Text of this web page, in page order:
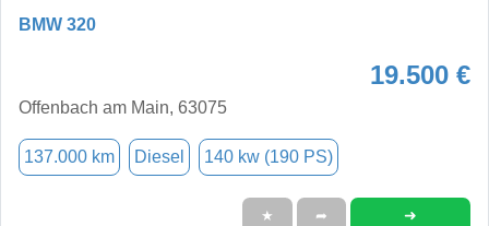
BMW 320
19.500 €
Offenbach am Main, 63075
137.000 km Diesel 140 kw (190 PS)
★ ➦ ➜